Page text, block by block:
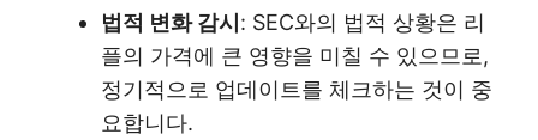
법적 변화 감시 : SEC와의 법적 상황은 리
플의 가격에 큰 영향을 미칠 수 있으므로,
정기적으로 업데이트를 체크하는 것이 중
요합니다.